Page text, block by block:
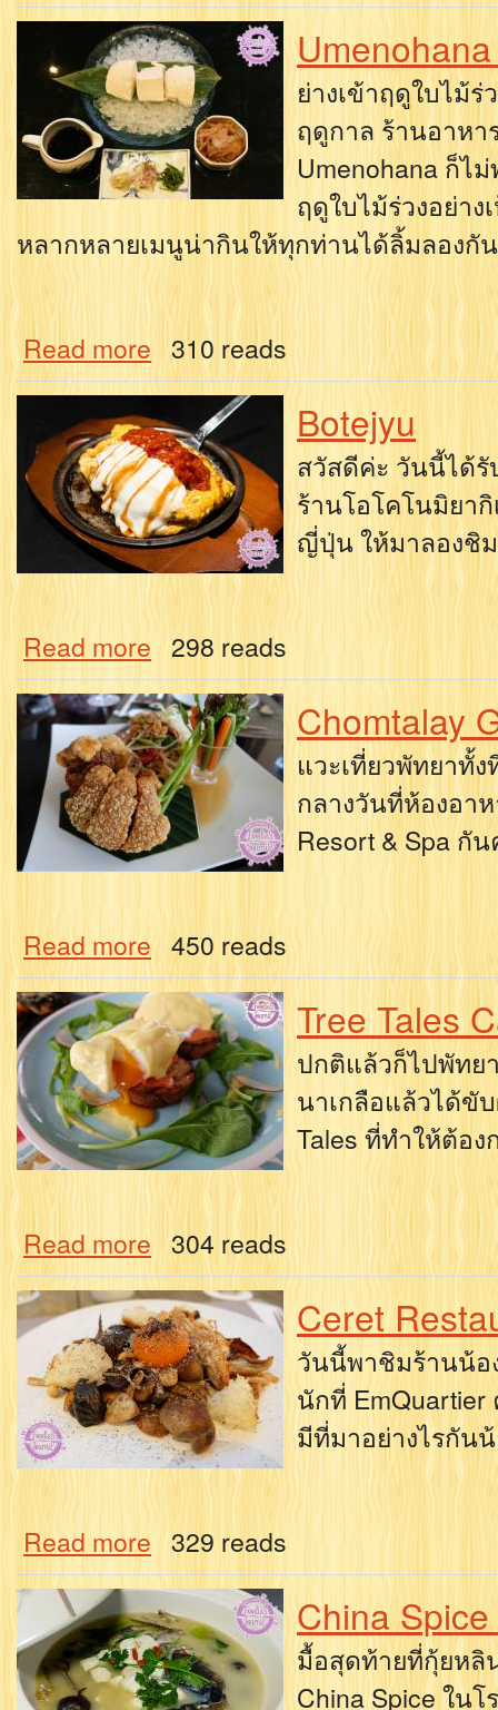
ย่างเข้าฤดูใบไม้
ฤดูกาล ร้านอาหา
Umenohana ก็ไ
ฤดูใบไม้ร่วงอย่า
หลากหลายเมนูน่ากินให้ทุกท่านได้ลิ้มลองกัน
Read more 310 reads
Botejyu
สวัสดีค่ะ วันนี้ได้รั
ร้านโอโคโนมิยา
ญี่ปุ่น ให้มาลองชิ
Read more 298 reads
Chomtalay
แวะเที่ยวพัทยาทั้ง
กลางวันที่ห้องอา
Resort & Spa กัน
Read more 450 reads
Tree Tales
ปกติแล้วก็ไปพัทย
นาเกลือแล้วได้ขั
Tales ที่ทำให้ต้อ
Read more 304 reads
Ceret
วันนี้พาชิมร้านน้อ
นักที่
มีที่มาอย่างไรกัน
Read more 329 reads
China
มื้อสุดท้ายที่กุ้ยหลิ
China Spice ในโ